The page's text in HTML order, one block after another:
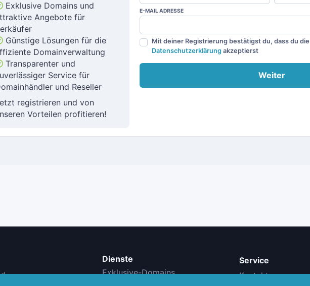
Exklusive Domains und
Angebote für
Günstige Lösungen für die
Domainverwaltung
Transparenter und
Service für
und Reseller
registrieren und von
Vorteilen profitieren!
E-MAIL ADRESSE
Mit deiner Registrierung bestätigst du, dass du die
Datenschutzerklärungakzeptierst
Weiter
Dienste
Exklusive-Domains
Service
Kontakt